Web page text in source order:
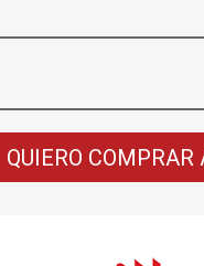
QUIERO COMPRAR